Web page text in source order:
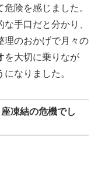
険を感じました。
手口だと分かり、
理のおかげで月々の
を大切に乗りなが
なりました。
凍結の危機でし